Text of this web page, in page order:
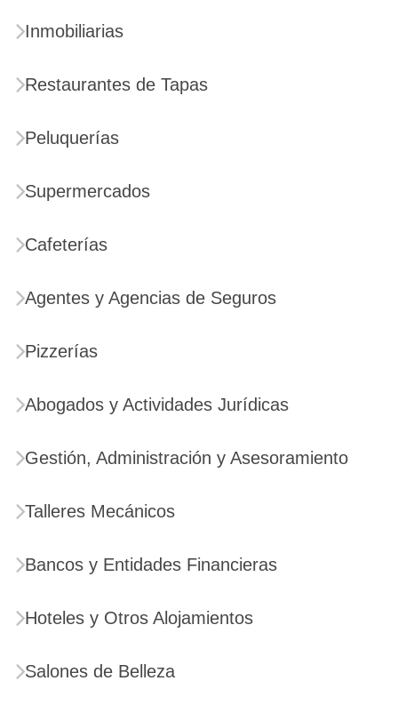
Inmobiliarias
Restaurantes de Tapas
Peluquerías
Supermercados
Cafeterías
Agentes y Agencias de Seguros
Pizzerías
Abogados y Actividades Jurídicas
Gestión, Administración y Asesoramiento
Talleres Mecánicos
Bancos y Entidades Financieras
Hoteles y Otros Alojamientos
Salones de Belleza